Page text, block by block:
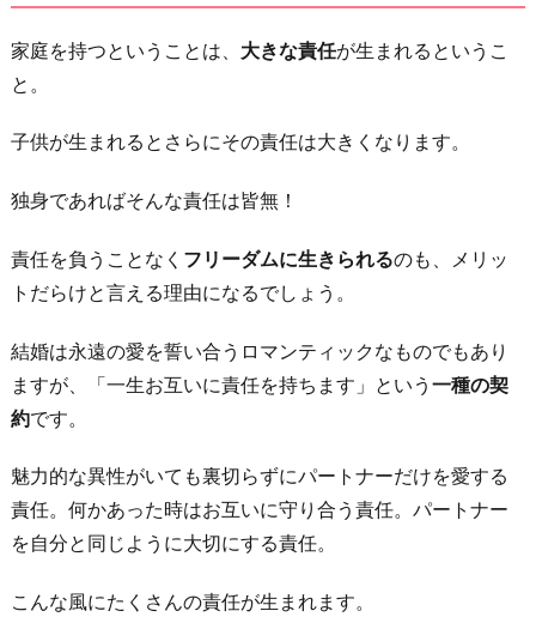
家庭を持つということは、 大きな責任が生まれるというこ
と。
子供が生まれるとさらにその責任は大きくなります。
独身であればそんな責任は皆無！
責任を負うことなく フリーダムに生きられるのも、メリッ
トだらけと言える理由になるでしょう。
結婚は永遠の愛を誓い合うロマンティックなものでもあり
ますが、「一生お互いに責任を持ちます」という 一種の契
約です。
魅力的な異性がいても裏切らずにパートナーだけを愛する
責任。何かあった時はお互いに守り合う責任。パートナー
を自分と同じように大切にする責任。
こんな風にたくさんの責任が生まれます。